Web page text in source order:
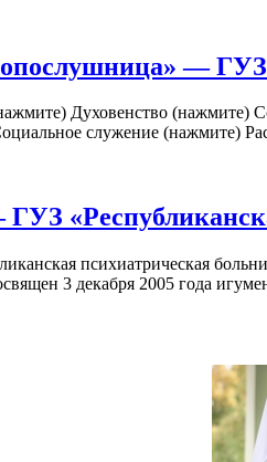
— ГУЗ
Духовенство (нажмите)
служение (нажмите)
психиатрическая
3 декабря 2005 года